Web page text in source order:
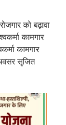
को बढ़ावा
कामगार
कामगार
सृजित